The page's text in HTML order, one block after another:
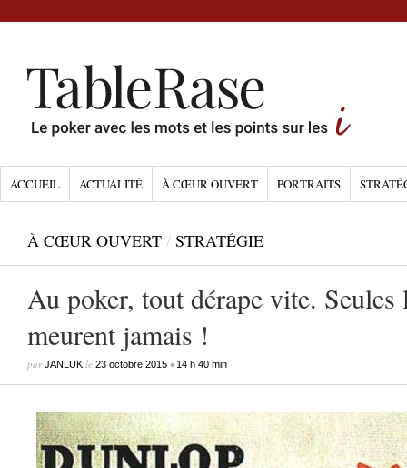
ACCUEIL ACTUALITÉ À CŒUR OUVERT PORTRAITS
À CŒUR OUVERT / STRATÉGIE
Au poker, tout dérape vite. Seules
meurent jamais !
parJANLUK le 23 octobre 2015 • 14 h 40 min